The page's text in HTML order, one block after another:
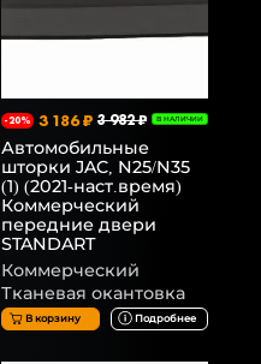
-20% 3 186 ₽ 3 982 ₽ В НАЛИЧИИ
Автомобильные
шторки JAC, N25/N35
(1) (2021-наст.время)
Коммерческий
передние двери
STANDART
Коммерческий
Тканевая окантовка
В корзину Подробнее